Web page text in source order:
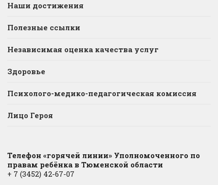
Наши достижения
Полезные ссылки
Независимая оценка качества услуг
Здоровье
Психолого-медико-педагогическая комиссия
Лицо Героя
Телефон «горячей линии» Уполномоченного по
правам ребёнка в Тюменской области
+ 7 (3452) 42-67-07